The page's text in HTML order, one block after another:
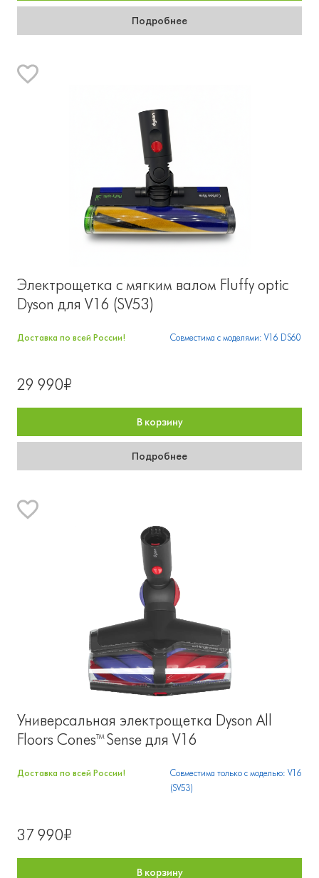
Подробнее
Электрощетка с мягким валом Fluffy optic
Dyson для V16 (SV53)
Доставка по всей России! Совместима с моделями: V16 DS60
29 990₽
В корзину
Подробнее
Универсальная электрощетка Dyson All
Floors Cones™ Sense для V16
Доставка по всей России!
Совместима только с моделью: V16
(SV53)
37 990₽
В корзину